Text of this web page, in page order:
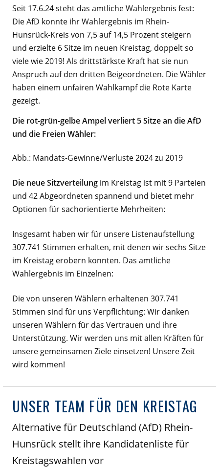
Seit 17.6.24 steht das amtliche Wahlergebnis fest:
Die AfD konnte ihr Wahlergebnis im Rhein-
Hunsrück-Kreis von 7,5 auf 14,5 Prozent steigern
und erzielte 6 Sitze im neuen Kreistag, doppelt so
viele wie 2019! Als drittstärkste Kraft hat sie nun
Anspruch auf den dritten Beigeordneten. Die Wähler
haben einem unfairen Wahlkampf die Rote Karte
gezeigt.
Die rot-grün-gelbe Ampel verliert 5 Sitze an die AfD
und die Freien Wähler:
Abb.: Mandats-Gewinne/Verluste 2024 zu 2019
Die neue Sitzverteilungim Kreistag ist mit 9 Parteien
und 42 Abgeordneten spannend und bietet mehr
Optionen für sachorientierte Mehrheiten:
Insgesamt haben wir für unsere Listenaufstellung
307.741 Stimmen erhalten, mit denen wir sechs Sitze
im Kreistag erobern konnten. Das amtliche
Wahlergebnis im Einzelnen:
Die von unseren Wählern erhaltenen 307.741
Stimmen sind für uns Verpflichtung: Wir danken
unseren Wählern für das Vertrauen und ihre
Unterstützung. Wir werden uns mit allen Kräften für
unsere gemeinsamen Ziele einsetzen! Unsere Zeit
wird kommen!
UNSER TEAM FÜR DEN KREISTAG
Alternative für Deutschland (AfD) Rhein-
Hunsrück stellt ihre Kandidatenliste für
Kreistagswahlen vor